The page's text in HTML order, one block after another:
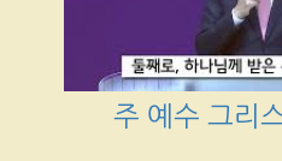
주 예수 그리